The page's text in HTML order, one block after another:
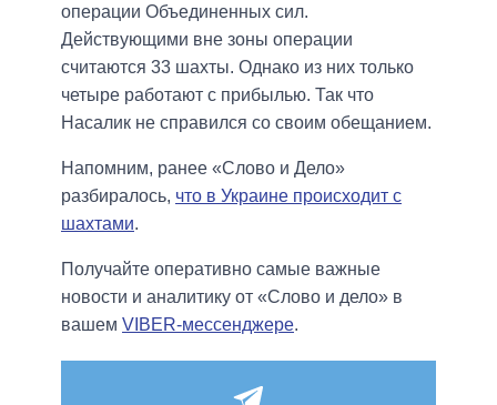
операции Объединенных сил.
Действующими вне зоны операции
считаются 33 шахты. Однако из них только
четыре работают с прибылью. Так что
Насалик не справился со своим обещанием.
Напомним, ранее «Слово и Дело»
разбиралось, что в Украине происходит с
шахтами.
Получайте оперативно самые важные
новости и аналитику от «Слово и дело» в
вашем VIBER-мессенджере.